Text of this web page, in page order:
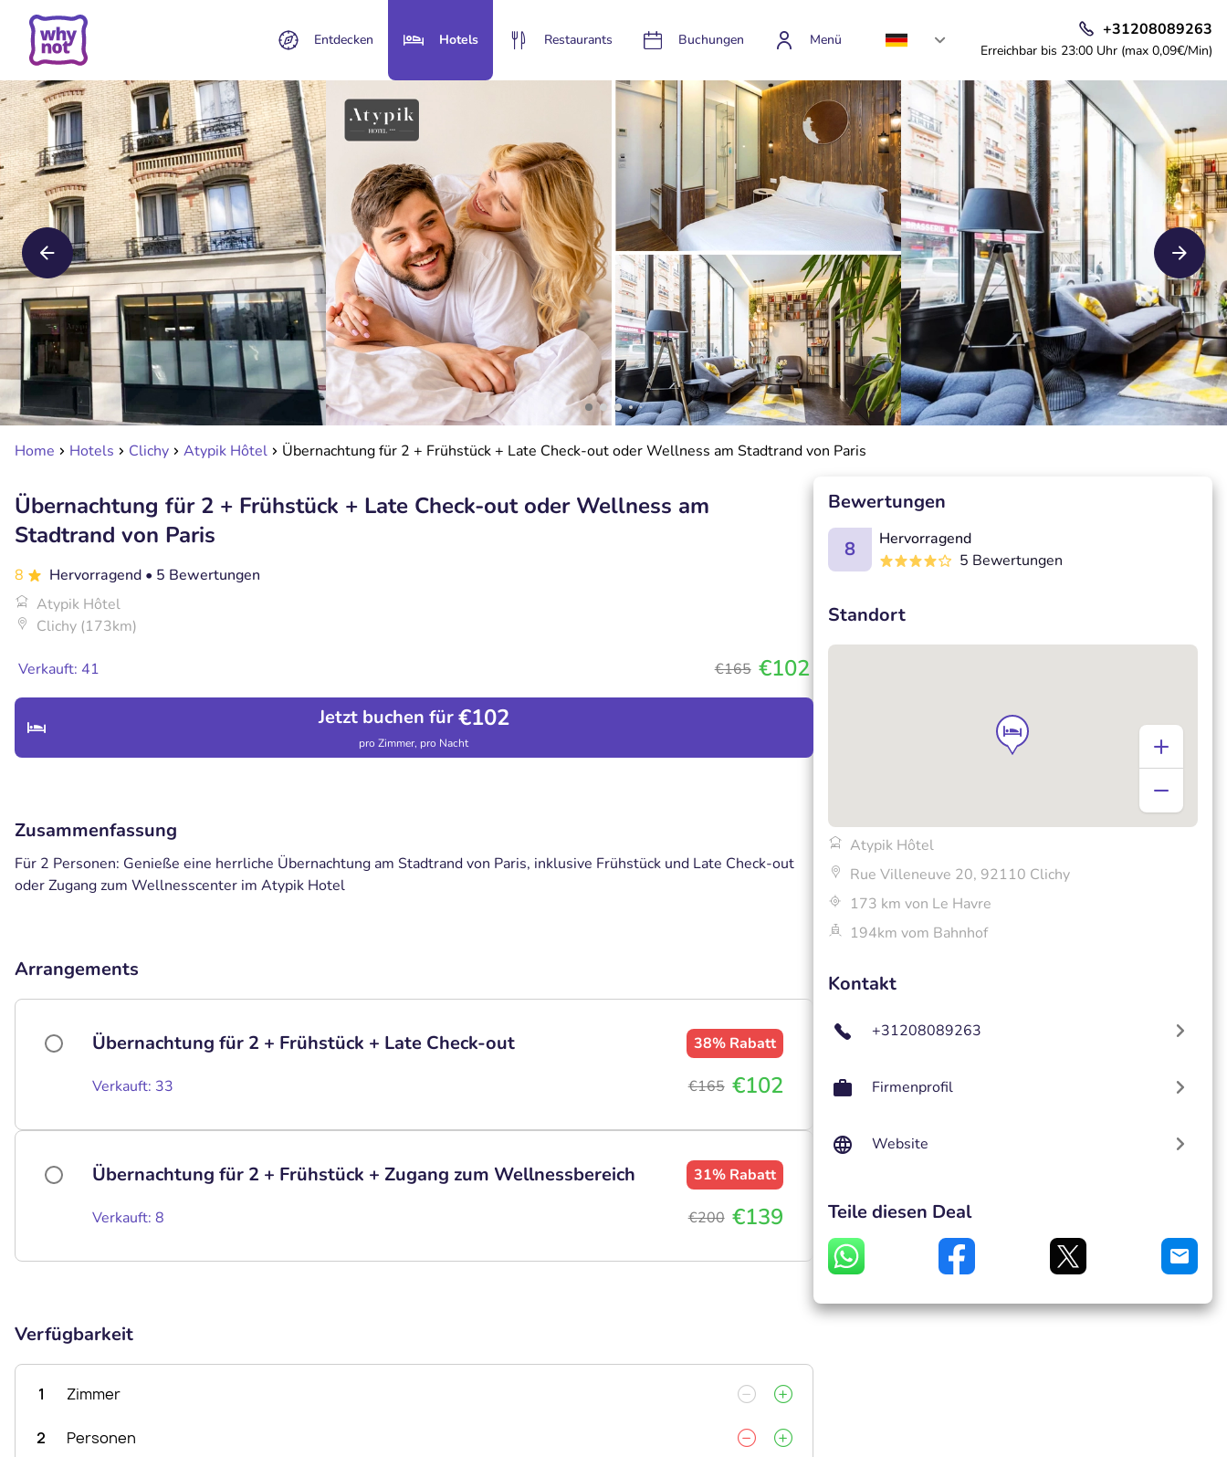
Entdecken Hotels Restaurants Buchungen Menü
+31208089263
Erreichbar bis 23:00 Uhr (max 0,09€/Min)
Home Hotels Clichy Atypik Hôtel Übernachtung für 2 + Frühstück + Late Check-out oder Wellness am Stadtrand von Paris
Übernachtung für 2 + Frühstück + Late Check-out oder Wellness am
Stadtrand von Paris
8 Hervorragend • 5 Bewertungen
Atypik Hôtel
Clichy (173km)
Verkauft: 41 €165 €102
Jetzt buchen für€102
pro Zimmer, pro Nacht
Zusammenfassung
Für 2 Personen: Genieße eine herrliche Übernachtung am Stadtrand von Paris, inklusive Frühstück und Late Check-out
oder Zugang zum Wellnesscenter im Atypik Hotel
Arrangements
Übernachtung für 2 + Frühstück + Late Check-out 38% Rabatt
Verkauft: 33 €165 €102
Übernachtung für 2 + Frühstück + Zugang zum Wellnessbereich 31% Rabatt
Verkauft: 8 €200 €139
Verfügbarkeit
1 Zimmer
2 Personen
Bewertungen
8
Hervorragend
5 Bewertungen
Standort
Atypik Hôtel
Rue Villeneuve 20, 92110 Clichy
173 km von Le Havre
194km vom Bahnhof
Kontakt
+31208089263
Firmenprofil
Website
Teile diesen Deal